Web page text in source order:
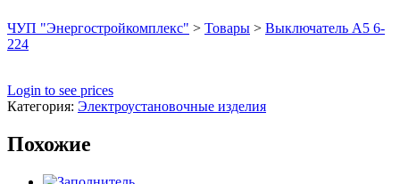
ЧУП "Энергостройкомплекс" > Товары > Выключатель А5 6-
224
Login to see prices
Категория: Электроустановочные изделия
Похожие